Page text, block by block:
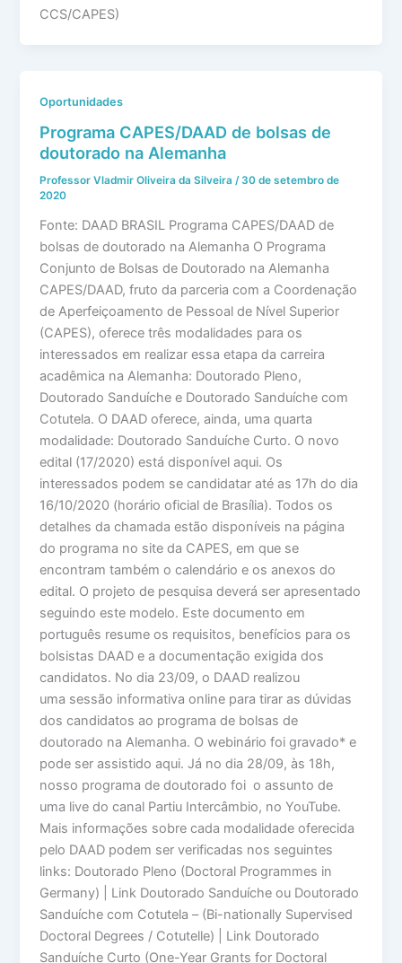
CCS/CAPES)
Oportunidades
Programa CAPES/DAAD de bolsas de
doutorado na Alemanha
Professor Vladmir Oliveira da Silveira/ 30 de setembro de
2020
Fonte: DAAD BRASIL Programa CAPES/DAAD de
bolsas de doutorado na Alemanha O Programa
Conjunto de Bolsas de Doutorado na Alemanha
CAPES/DAAD, fruto da parceria com a Coordenação
de Aperfeiçoamento de Pessoal de Nível Superior
(CAPES), oferece três modalidades para os
interessados em realizar essa etapa da carreira
acadêmica na Alemanha: Doutorado Pleno,
Doutorado Sanduíche e Doutorado Sanduíche com
Cotutela. O DAAD oferece, ainda, uma quarta
modalidade: Doutorado Sanduíche Curto. O novo
edital (17/2020) está disponível aqui. Os
interessados podem se candidatar até as 17h do dia
16/10/2020 (horário oficial de Brasília). Todos os
detalhes da chamada estão disponíveis na página
do programa no site da CAPES, em que se
encontram também o calendário e os anexos do
edital. O projeto de pesquisa deverá ser apresentado
seguindo este modelo. Este documento em
português resume os requisitos, benefícios para os
bolsistas DAAD e a documentação exigida dos
candidatos. No dia 23/09, o DAAD realizou
uma sessão informativa online para tirar as dúvidas
dos candidatos ao programa de bolsas de
doutorado na Alemanha. O webinário foi gravado* e
pode ser assistido aqui. Já no dia 28/09, às 18h,
nosso programa de doutorado foi o assunto de
uma live do canal Partiu Intercâmbio, no YouTube.
Mais informações sobre cada modalidade oferecida
pelo DAAD podem ser verificadas nos seguintes
links: Doutorado Pleno (Doctoral Programmes in
Germany) | Link Doutorado Sanduíche ou Doutorado
Sanduíche com Cotutela – (Bi-nationally Supervised
Doctoral Degrees / Cotutelle) | Link Doutorado
Sanduíche Curto (One-Year Grants for Doctoral